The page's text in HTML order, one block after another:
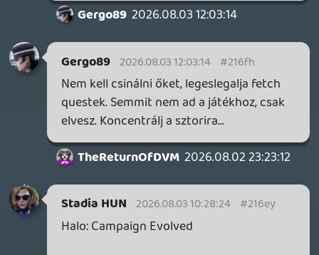
érzek annyira rá, elég kaotikus és kicsit
észnélküli, fura, hogy pl nincs blokkolás.
ezer tutorial, és a "questek", amik inkább
csak ikonirtások, öld meg ez, gyűjts össze
ezt meg azt, de ezek JRPG betegségek.
2026.08.01 18:05:14#216cd
En csak arra utaltam, ennyi kulonbseget
lattam az igencsak ocska elso reszhez
kepest.
[ át lehet állítani a kamerát a klasszikus